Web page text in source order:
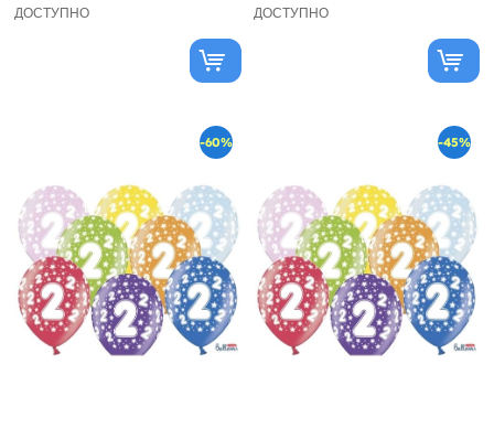
ДОСТУПНО ДОСТУПНО
-60% -45%